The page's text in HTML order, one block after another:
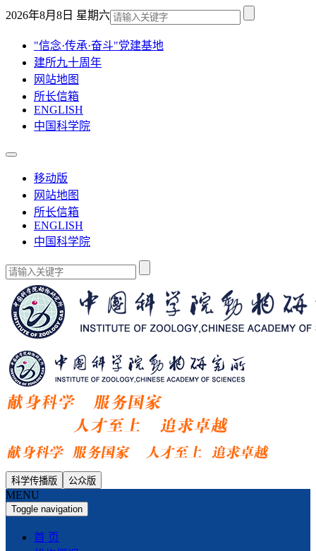
2026年8月8日 星期六
"信念·传承·奋斗"党建基地
建所九十周年
网站地图
所长信箱
ENGLISH
中国科学院
移动版
网站地图
所长信箱
ENGLISH
中国科学院
科学传播版 公众版
MENU
Toggle navigation
首 页